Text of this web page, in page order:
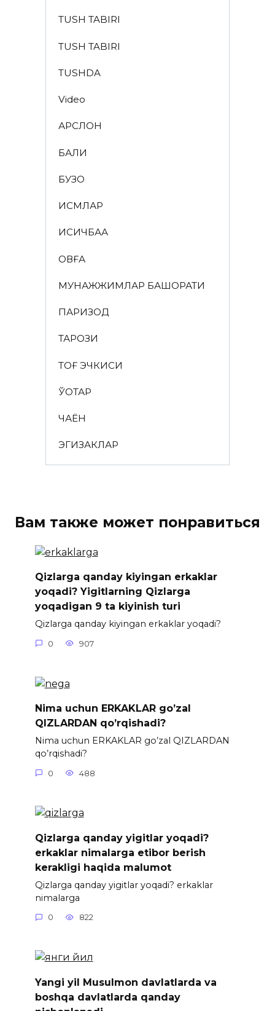
TUSH TABIRI
TUSH TABIRI
TUSHDA
Video
АРСЛОН
БАЛИҚ
БУЗОҚ
ИСМЛАР
ҚИСҚИЧБАҚА
ҚОВҒА
МУНАЖЖИМЛАР БАШОРАТИ
ПАРИЗОД
ТАРОЗИ
ТОҒ ЭЧКИСИ
ЎҚОТАР
ЧАЁН
ЭГИЗАКЛАР
Вам также может понравиться
Qizlarga qanday kiyingan erkaklar
yoqadi? Yigitlarning Qizlarga
yoqadigan 9 ta kiyinish turi
Qizlarga qanday kiyingan erkaklar yoqadi?
0 907
Nima uchun ERKAKLAR go’zal
QIZLARDAN qo’rqishadi?
Nima uchun ERKAKLAR go’zal QIZLARDAN
qo’rqishadi?
0 488
Qizlarga qanday yigitlar yoqadi?
erkaklar nimalarga etibor berish
kerakligi haqida malumot
Qizlarga qanday yigitlar yoqadi? erkaklar
nimalarga
0 822
Yangi yil Musulmon davlatlarda va
boshqa davlatlarda qanday